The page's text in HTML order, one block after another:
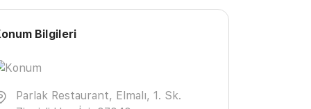
Bilgileri
Parlak Restaurant, Elmalı, 1. Sk.